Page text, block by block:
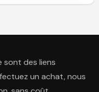
sont des liens
un achat, nous